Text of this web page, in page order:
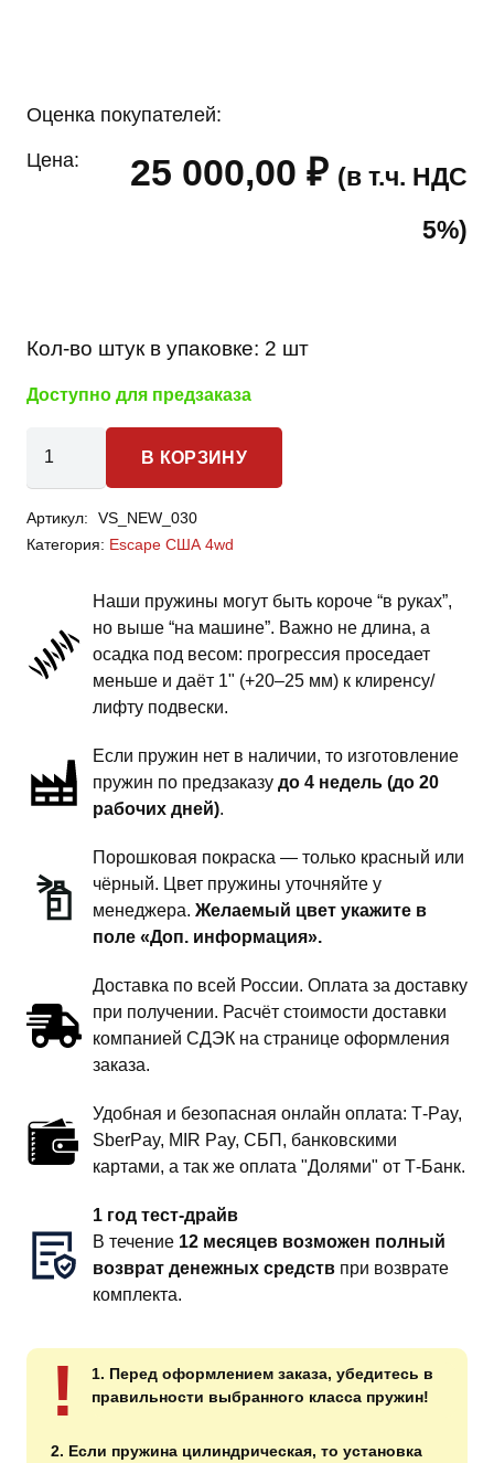
Оценка покупателей:
Цена: 25 000,00 ₽ (в т.ч. НДС
5%)
Кол-во штук в упаковке: 2 шт
Доступно для предзаказа
товара
Escape
США
пружины
задней
дюйм
комфорт
В КОРЗИНУ
Артикул:
VS_NEW_030
Категория: Escape США 4wd
Наши пружины могут быть короче “в руках”,
но выше “на машине”. Важно не длина, а
осадка под весом: прогрессия проседает
меньше и даёт 1" (+20–25 мм) к клиренсу/
лифту подвески.
Если пружин нет в наличии, то изготовление
пружин по предзаказу до 4 недель (до 20
рабочих дней).
Порошковая покраска — только красный или
чёрный. Цвет пружины уточняйте у
менеджера. Желаемый цвет укажите в
поле «Доп. информация».
Доставка по всей России. Оплата за доставку
при получении. Расчёт стоимости доставки
компанией СДЭК на странице оформления
заказа.
Удобная и безопасная онлайн оплата: T‑Pay,
SberPay, MIR Pay, СБП, банковскими
картами, а так же оплата "Долями" от Т-Банк.
1 год тест-драйв
В течение 12 месяцев возможен полный
возврат денежных средств при возврате
комплекта.
!
1. Перед оформлением заказа, убедитесь в
правильности выбранного класса пружин!
2. Если пружина цилиндрическая, то установка